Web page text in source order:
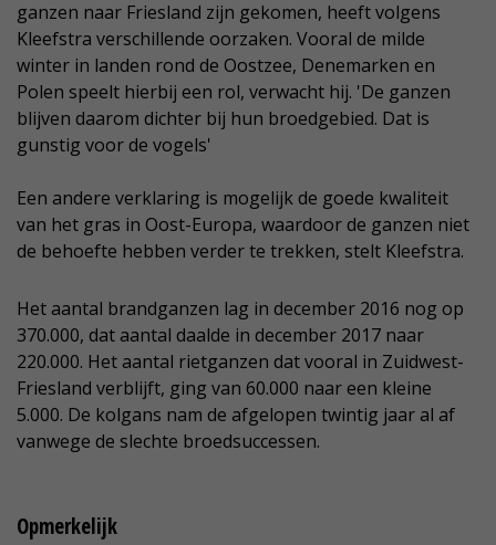
ganzen naar Friesland zijn gekomen, heeft volgens
Kleefstra verschillende oorzaken. Vooral de milde
winter in landen rond de Oostzee, Denemarken en
Polen speelt hierbij een rol, verwacht hij. 'De ganzen
blijven daarom dichter bij hun broedgebied. Dat is
gunstig voor de vogels'
Een andere verklaring is mogelijk de goede kwaliteit
van het gras in Oost-Europa, waardoor de ganzen niet
de behoefte hebben verder te trekken, stelt Kleefstra.
Het aantal brandganzen lag in december 2016 nog op
370.000, dat aantal daalde in december 2017 naar
220.000. Het aantal rietganzen dat vooral in Zuidwest-
Friesland verblijft, ging van 60.000 naar een kleine
5.000. De kolgans nam de afgelopen twintig jaar al af
vanwege de slechte broedsuccessen.
Opmerkelijk